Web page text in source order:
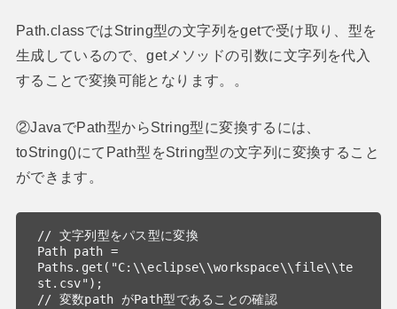
Path.classではString型の文字列をgetで受け取り、型を
生成しているので、getメソッドの引数に文字列を代入
することで変換可能となります。。
②JavaでPath型からString型に変換するには、
toString()にてPath型をString型の文字列に変換すること
ができます。
// 文字列型をパス型に変換
Path path =
Paths.get("C:\\eclipse\\workspace\\file\\te
st.csv");
// 変数path がPath型であることの確認